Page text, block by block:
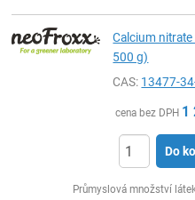
Calcium
500 g)
CAS: 13477-
cena bez DPH 1
Do
Průmyslová množství